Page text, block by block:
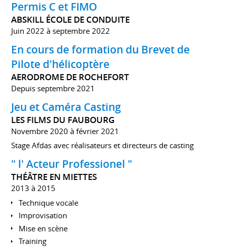
Permis C et FIMO
ABSKILL ÉCOLE DE CONDUITE
Juin 2022 à septembre 2022
En cours de formation du Brevet de
Pilote d'hélicoptère
AERODROME DE ROCHEFORT
Depuis septembre 2021
Jeu et Caméra Casting
LES FILMS DU FAUBOURG
Novembre 2020 à février 2021
Stage Afdas avec réalisateurs et directeurs de casting
" l' Acteur Professionel "
THÉÂTRE EN MIETTES
2013 à 2015
Technique vocale
Improvisation
Mise en scène
Training